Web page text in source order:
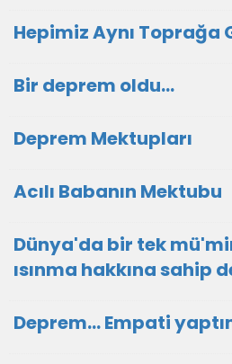
Hepimiz Aynı Toprağa
Bir deprem oldu...
Deprem Mektupları
Acılı Babanın Mektubu
Dünya'da bir tek
ısınma hakkına sahip
Deprem... Empati